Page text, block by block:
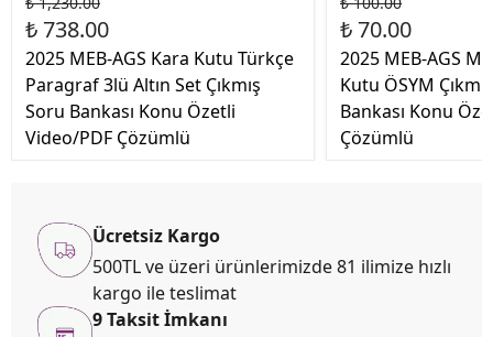
₺ 738.00
2025 MEB-AGS Kara Kutu Türkçe
Paragraf 3lü Altın Set Çıkmış
Soru Bankası Konu Özetli
Video/PDF Çözümlü
₺ 70.00
2025 MEB-AGS
Kutu ÖSYM
Bankası Konu
Çözümlü
Ücretsiz Kargo
500TL ve üzeri ürünlerimizde 81 ilimize hızlı
kargo ile teslimat
9 Taksit İmkanı